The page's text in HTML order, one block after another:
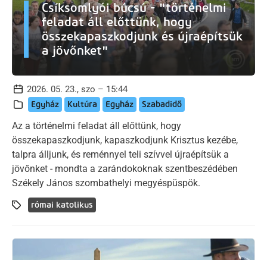
Csíksomlyói búcsú - "történelmi
feladat áll előttünk, hogy
összekapaszkodjunk és újraépítsük
a jövőnket"
2026. 05. 23., szo – 15:44
Egyház Kultúra Egyház Szabadidő
Az a történelmi feladat áll előttünk, hogy
összekapaszkodjunk, kapaszkodjunk Krisztus kezébe,
talpra álljunk, és reménnyel teli szívvel újraépítsük a
jövőnket - mondta a zarándokoknak szentbeszédében
Székely János szombathelyi megyéspüspök.
római katolikus